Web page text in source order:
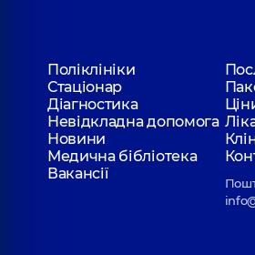
Поліклініки
Стаціонар
Діагностика
Невідкладна допомога
Новини
Медична бібліотека
Вакансії